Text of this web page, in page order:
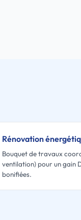
Rénovation
Bouquet de travaux
ventilation) pour un gain
bonifiées.